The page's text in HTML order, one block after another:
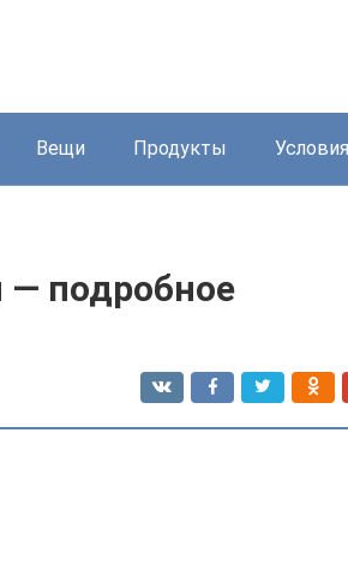
Вещи Продукты Условия
— подробное